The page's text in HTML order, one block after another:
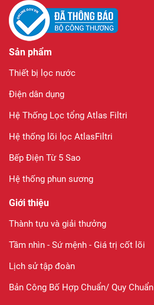
Sản phẩm
Thiết bị lọc nước
Điện dân dụng
Hệ Thống Lọc tổng Atlas Filtri
Hệ thống lõi lọc AtlasFiltri
Bếp Điện Từ 5 Sao
Hệ thống phun sương
Giới thiệu
Thành tựu và giải thưởng
Tầm nhìn - Sứ mệnh - Giá trị cốt lõi
Lịch sử tập đoàn
Bản Công Bố Hợp Chuẩn/ Quy Chuẩn